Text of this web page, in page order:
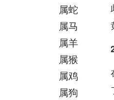
属蛇
属马
属羊
属猴
属鸡
属狗